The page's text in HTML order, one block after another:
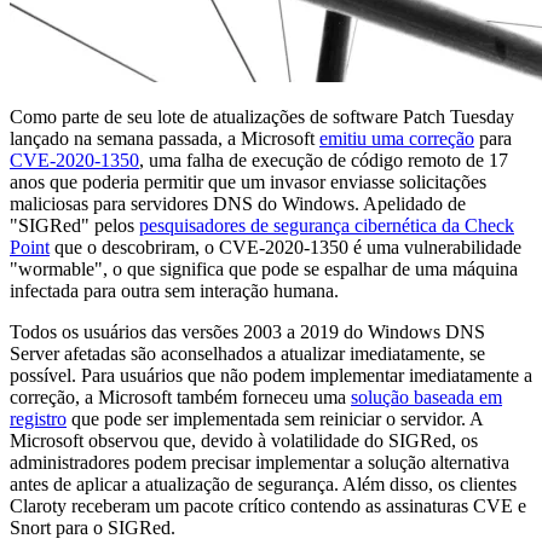
Como parte de seu lote de atualizações de software Patch Tuesday
lançado na semana passada, a Microsoft emitiu uma correção para
CVE-2020-1350, uma falha de execução de código remoto de 17
anos que poderia permitir que um invasor enviasse solicitações
maliciosas para servidores DNS do Windows. Apelidado de
"SIGRed" pelos pesquisadores de segurança cibernética da Check
Point que o descobriram, o CVE-2020-1350 é uma vulnerabilidade
"wormable", o que significa que pode se espalhar de uma máquina
infectada para outra sem interação humana.
Todos os usuários das versões 2003 a 2019 do Windows DNS
Server afetadas são aconselhados a atualizar imediatamente, se
possível. Para usuários que não podem implementar imediatamente a
correção, a Microsoft também forneceu uma solução baseada em
registro que pode ser implementada sem reiniciar o servidor. A
Microsoft observou que, devido à volatilidade do SIGRed, os
administradores podem precisar implementar a solução alternativa
antes de aplicar a atualização de segurança. Além disso, os clientes
Claroty receberam um pacote crítico contendo as assinaturas CVE e
Snort para o SIGRed.